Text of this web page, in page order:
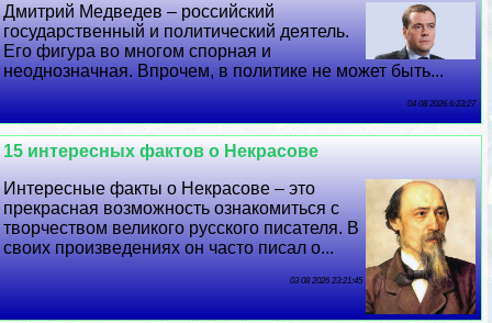
Дмитрий Медведев – российский
государственный и политический деятель.
Его фигура во многом спopная и
неоднозначная. Впрочем, в политике не может быть...
04 08 2026 6:23:27
15 интересных фактов о Некрасове
Интересные факты о Некрасове – это
прекрасная возможность ознакомиться с
творчеством великого русского писателя. В
своих произведениях он часто писал о...
03 08 2026 23:21:45